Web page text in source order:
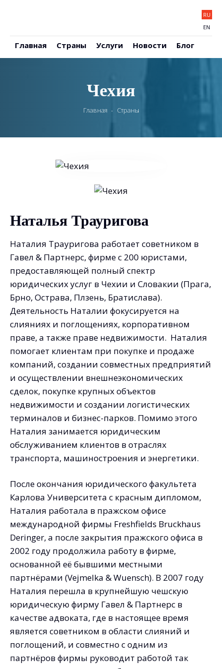
Главная Страны Услуги Новости Блог
RU
EN
Чехия
Главная Страны
Наталья Трауригова
Наталия Трауригова работает советником в
Гавел & Партнерс, фирме с 200 юристами,
предоставляющей полный спектр
юридических услуг в Чехии и Словакии (Прага,
Брно, Острава, Плзень, Братислава).
Деятельность Наталии фокусируется на
слияниях и поглощениях, корпоративном
праве, а также праве недвижимости. Наталия
помогает клиентам при покупке и продаже
компаний, создании совместных предприятий
и осуществлении внешнеэкономических
сделок, покупке крупных объектов
недвижимости и создании логистических
терминалов и бизнес-парков. Помимо этого
Наталия занимается юридическим
обслуживанием клиентов в отраслях
транспорта, машиностроения и энергетики.
После окончания юридического факультета
Карлова Университета с красным дипломом,
Наталия работала в пражском офисе
международной фирмы Freshfields Bruckhaus
Deringer, а после закрытия пражского офиса в
2002 году продолжила работу в фирме,
основанной её бывшими местными
партнёрами (Vejmelka & Wuensсh). В 2007 году
Наталия перешла в крупнейшую чешскую
юридическую фирму Гавел & Партнерс в
качестве адвоката, где в настоящее время
является советником в области слияний и
поглощений, и совместно с одним из
партнёров фирмы руководит работой так